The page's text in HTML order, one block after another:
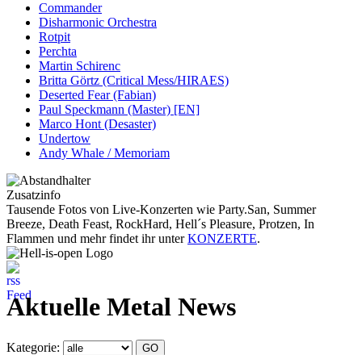
Commander
Disharmonic Orchestra
Rotpit
Perchta
Martin Schirenc
Britta Görtz (Critical Mess/HIRAES)
Deserted Fear (Fabian)
Paul Speckmann (Master) [EN]
Marco Hont (Desaster)
Undertow
Andy Whale / Memoriam
Zusatzinfo
Tausende Fotos von Live-Konzerten wie Party.San, Summer
Breeze, Death Feast, RockHard, Hell´s Pleasure, Protzen, In
Flammen und mehr findet ihr unterKONZERTE.
Aktuelle Metal News
Kategorie: